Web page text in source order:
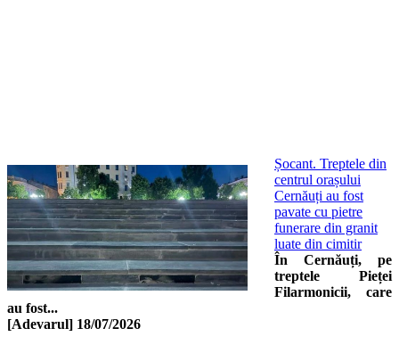
Șocant. Treptele din
centrul orașului
Cernăuți au fost
pavate cu pietre
funerare din granit
luate din cimitir
În Cernăuți, pe
treptele Pieței
Filarmonicii, care
au fost...
[Adevarul] 18/07/2026